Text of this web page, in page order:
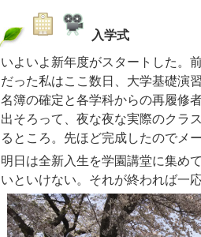
入学式
いよいよ新年度がスタートした。
だった私はここ数日、大学基礎演
名簿の確定と各学科からの再履修
出そろって、夜な夜な実際のクラ
るところ。先ほど完成したのでメ
明日は全新入生を学園講堂に集め
いといけない。それが終われば一